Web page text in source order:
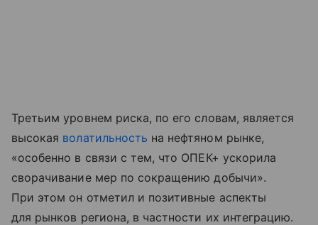
Третьим уровнем риска, по его словам, является
высокая волатильность на нефтяном рынке,
«особенно в связи с тем, что ОПЕК+ ускорила
сворачивание мер по сокращению добычи».
При этом он отметил и позитивные аспекты
для рынков региона, в частности их интеграцию.